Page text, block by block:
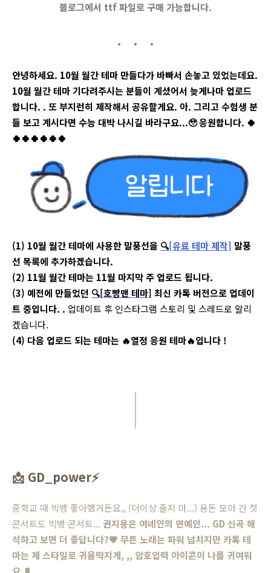
블로그에서 ttf 파일로 구매 가능합니다.
안녕하세요. 10월 월간 테마 만들다가 바빠서 손놓고 있었는데요.
10월 월간 테마 기다려주시는 분들이 계셨어서 늦게나마 업로드
합니다. . 또 부지런히 제작해서 공유할게요. 아. 그리고 수험생 분
들 보고 계시다면 수능 대박 나시길 바라구요...🥹응원합니다. 🍀
🍀🍀🍀🍀🍀🍀
(1) 10월 월간 테마에 사용한 말풍선을 🔍[유료 테마 제작] 말풍
선 목록에 추가하겠습니다.
(2) 11월 월간 테마는 11월 마지막 주 업로드 됩니다.
(3) 예전에 만들었던 🔍[호빵맨 테마] 최신 카톡 버전으로 업데이
트 중입니다. . 업데이트 후 인스타그램 스토리 및 스레드로 알리
겠습니다.
(4) 다음 업로드 되는 테마는 🔥열정 응원 테마🔥입니다 !
📩 GD_power⚡️
중학교 때 빅뱅 좋아했거든요,, (더이상 줄지 마...) 용돈 모아 간 첫
콘서트도 빅뱅 콘서트... 권지용은 여녜인의 연예인... GD 신곡 해
석하고 보면 더 좋답니다?💗 무튼 노래는 파워 넘치지만 카톡 테
마는 제 스타일로 귀욤딱지게, ,, 암호입력 아이콘이 나름 귀여워